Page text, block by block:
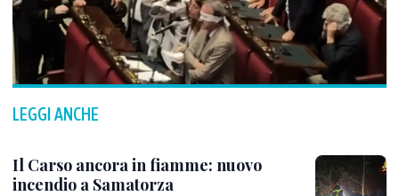
LEGGI ANCHE
Il Carso ancora in fiamme: nuovo
incendio a Samatorza